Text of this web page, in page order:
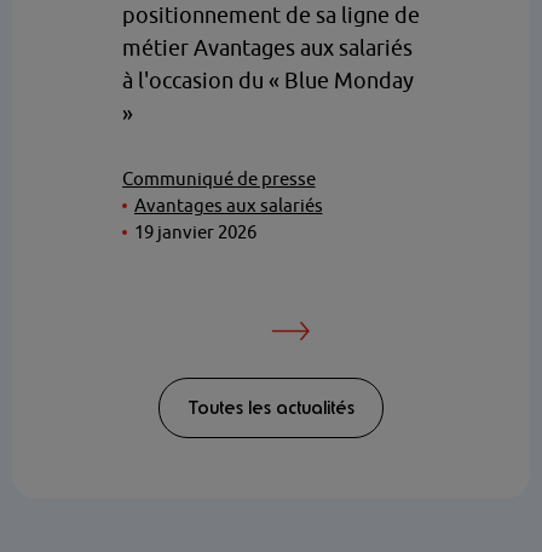
positionnement de sa ligne de
métier Avantages aux salariés
à l'occasion du « Blue Monday
»
Communiqué de presse
Avantages aux salariés
19 janvier 2026
Toutes les actualités